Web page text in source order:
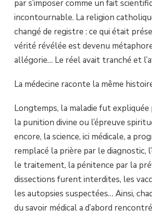
par s’imposer comme un fait
incontournable. La religion
changé de registre : ce qui était
vérité révélée est devenu
allégorie… Le réel avait tranché et
La médecine raconte la même
Longtemps, la maladie fut expliquée
la punition divine ou l’épreuve
encore, la science, ici médicale, a
remplacé la prière par le diagnostic,
le traitement, la pénitence par la
dissections furent interdites, les
les autopsies suspectées… Ainsi,
du savoir médical a d’abord